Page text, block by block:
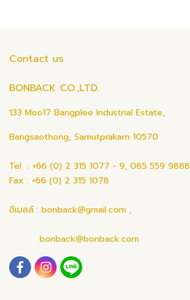
Contact us
BONBACK CO.,LTD.
133 Moo17 Bangplee Industrial Estate,
Bangsaothong, Samutprakarn 10570
Tel : +66 (0) 2 315 1077 - 9, 085 559 9888
Fax : +66 (0) 2 315 1078
อีเมลล์ : bonback@gmail.com ,
bonback@bonback.com